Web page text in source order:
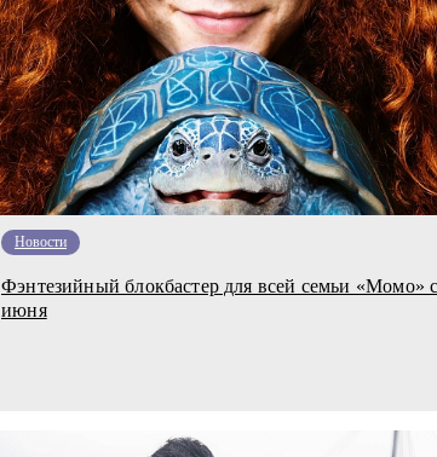
Новости
Фэнтезийный блокбастер для всей семьи «Момо»
июня